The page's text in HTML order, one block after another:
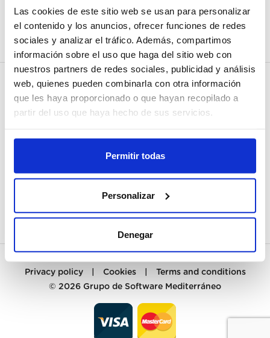
Las cookies de este sitio web se usan para personalizar
el contenido y los anuncios, ofrecer funciones de redes
sociales y analizar el tráfico. Además, compartimos
información sobre el uso que haga del sitio web con
nuestros partners de redes sociales, publicidad y análisis
web, quienes pueden combinarla con otra información
que les haya proporcionado o que hayan recopilado a
partir del uso que haya hecho de sus servicios.
Permitir todas
Personalizar
Denegar
this category
REGISTER
CONTACT
PREGUNTAS FRECUENTES
Privacy policy Cookies
Terms and conditions
© 2026 Grupo de Software Mediterráneo